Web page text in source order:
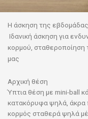
Η άσκηση της
Ιδανική άσκηση για
κορμού, σταθεροποίηση
μας
Αρχική θέση
Ύπτια θέση με mini-ball
κατακόρυφα ψηλά, άκρα
κορμός σταθερά ψηλά